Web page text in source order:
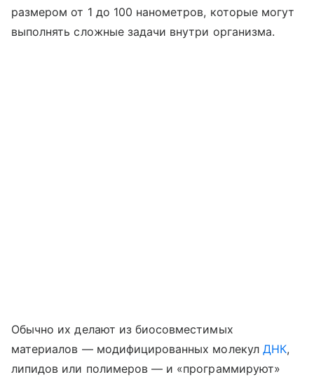
размером от 1 до 100 нанометров, которые могут
выполнять сложные задачи внутри организма.
Обычно их делают из биосовместимых
материалов — модифицированных молекул ДНК,
липидов или полимеров — и «программируют»